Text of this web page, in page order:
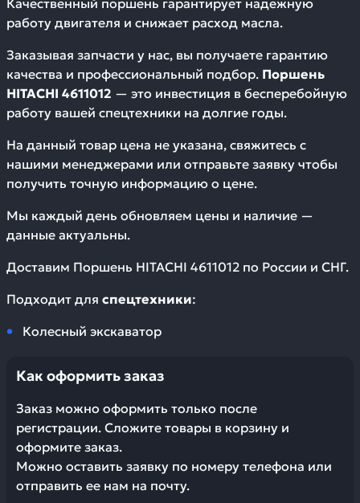
Качественный поршень гарантирует надежную
работу двигателя и снижает расход масла.
Заказывая запчасти у нас, вы получаете гарантию
качества и профессиональный подбор. Поршень
HITACHI 4611012 — это инвестиция в бесперебойную
работу вашей спецтехники на долгие годы.
На данный товар цена не указана, свяжитесь с
нашими менеджерами или отправьте заявку чтобы
получить точную информацию о цене.
Мы каждый день обновляем цены и наличие —
данные актуальны.
Доставим Поршень HITACHI 4611012 по России и СНГ.
Подходит для спецтехники:
Колесный экскаватор
Как оформить заказ
Заказ можно оформить только после
регистрации. Сложите товары в корзину и
оформите заказ.
Можно оставить заявку по номеру телефона или
отправить ее нам на почту.